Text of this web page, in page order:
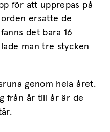
för att upprepas på
ersatte de
det bara 16
man tre stycken
genom hela året.
från år till år är de